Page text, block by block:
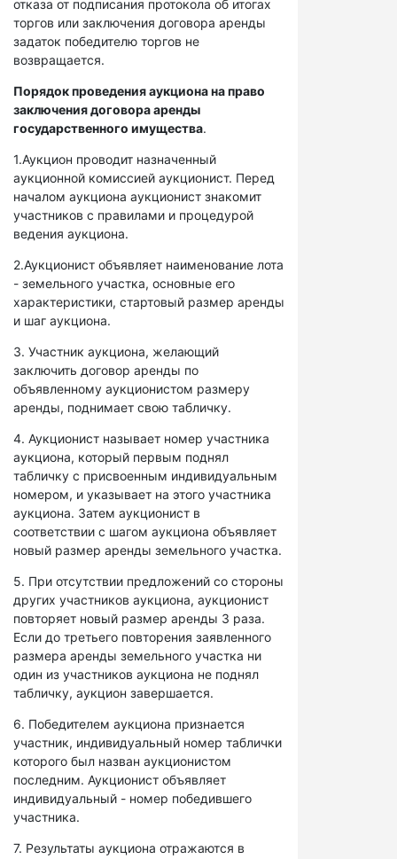
отказа от подписания протокола об итогах
торгов или заключения договора аренды
задаток победителю торгов не
возвращается.
Порядок проведения аукциона на право
заключения договора аренды
государственного имущества.
1.Аукцион проводит назначенный
аукционной комиссией аукционист. Перед
началом аукциона аукционист знакомит
участников с правилами и процедурой
ведения аукциона.
2.Аукционист объявляет наименование лота
- земельного участка, основные его
характеристики, стартовый размер аренды
и шаг аукциона.
3. Участник аукциона, желающий
заключить договор аренды по
объявленному аукционистом размеру
аренды, поднимает свою табличку.
4. Аукционист называет номер участника
аукциона, который первым поднял
табличку с присвоенным индивидуальным
номером, и указывает на этого участника
аукциона. Затем аукционист в
соответствии с шагом аукциона объявляет
новый размер аренды земельного участка.
5. При отсутствии предложений со стороны
других участников аукциона, аукционист
повторяет новый размер аренды 3 раза.
Если до третьего повторения заявленного
размера аренды земельного участка ни
один из участников аукциона не поднял
табличку, аукцион завершается.
6. Победителем аукциона признается
участник, индивидуальный номер таблички
которого был назван аукционистом
последним. Аукционист объявляет
индивидуальный - номер победившего
участника.
7. Результаты аукциона отражаются в